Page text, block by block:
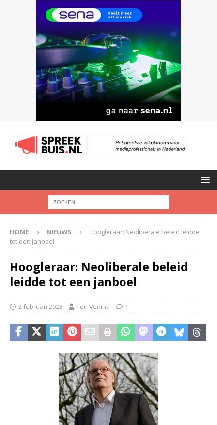
HOME NIEUWS
Hoogleraar: Neoliberale beleid leidde
tot een janboel
Hoogleraar: Neoliberale beleid
leidde tot een janboel
2 februari 2023 Ton Verlind 1